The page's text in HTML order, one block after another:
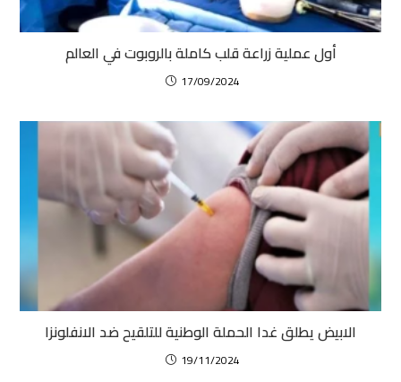
أول عملية زراعة قلب كاملة بالروبوت في العالم
17/09/2024
الابيض يطلق غدا الحملة الوطنية للتلقيح ضد الانفلونزا
19/11/2024